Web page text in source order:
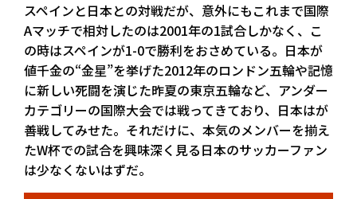
スペインと日本との対戦だが、意外にもこれまで国際
Aマッチで相対したのは2001年の1試合しかなく、こ
の時はスペインが1-0で勝利をおさめている。日本が
値千金の“金星”を挙げた2012年のロンドン五輪や記憶
に新しい死闘を演じた昨夏の東京五輪など、アンダー
カテゴリーの国際大会では戦ってきており、日本はが
善戦してみせた。それだけに、本気のメンバーを揃え
たW杯での試合を興味深く見る日本のサッカーファン
は少なくないはずだ。